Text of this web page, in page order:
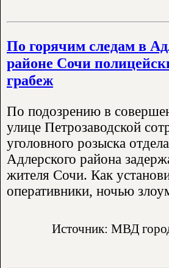
По горячим следам в
районе Сочи
грабеж
По подозрению в
улице Петрозаводской
уголовного розыска
Адлерского района
жителя Сочи. Как
оперативники, ночью
Источник: МВД